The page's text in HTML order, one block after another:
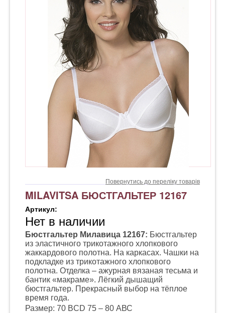
Повернутись до переліку товарів
MILAVITSA БЮСТГАЛЬТЕР 12167
Артикул:
Нет в наличии
Бюстгальтер Милавица 12167: Бюстгальтер
из эластичного трикотажного хлопкового
жаккардового полотна. На каркасах. Чашки на
подкладке из трикотажного хлопкового
полотна. Отделка – ажурная вязаная тесьма и
бантик «макраме». Лёгкий дышащий
бюстгальтер. Прекрасный выбор на тёплое
время года.
Размер: 70 ВCD 75 – 80 АВС